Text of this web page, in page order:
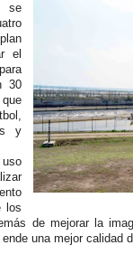
se
el
30
y
los
de mejorar la
una mejor calidad